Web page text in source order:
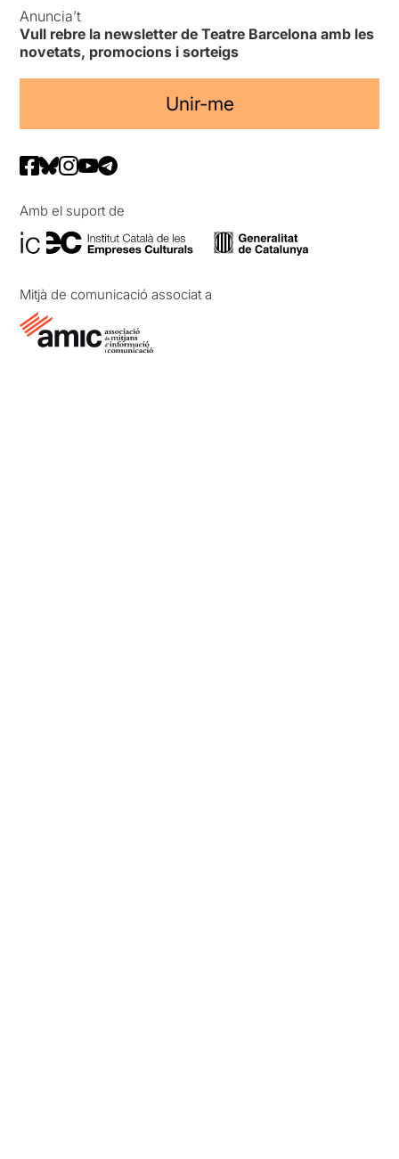
Anuncia’t
Vull rebre la newsletter de Teatre Barcelona amb les
novetats, promocions i sorteigs
Unir-me
Amb el suport de
Mitjà de comunicació associat a